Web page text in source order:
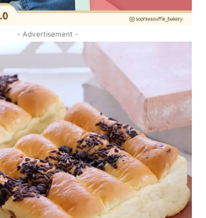
- Advertisement -